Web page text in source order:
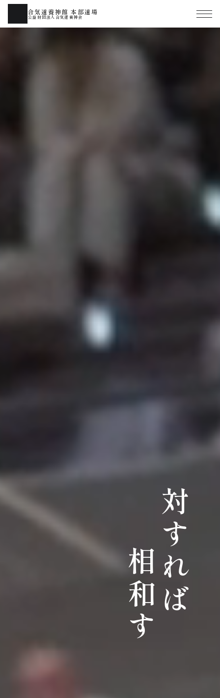
合気道養神館 本部道場
公益財団法人合気道養神会
対すれば
相和す